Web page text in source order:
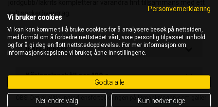
salt sockeröverdrag.
Ingredienser
Näringsinnehåll per 100 g
OBS! Det är alltid ingrediensförteckningen på förpackningen som gäller
Personvernerklæring
Vi bruker cookies
Vi kan kan komme til å bruke cookies for å analysere besøk på nettsiden,
med formål om å forbedre nettstedet vårt, vise personlig tilpasset innhold
og for å gi deg en flott nettstedopplevelse. For mer informasjon om
informasjonskapslene vi bruker, åpne innstillingene.
Godta alle
Nei, endre valg Kun nødvendige